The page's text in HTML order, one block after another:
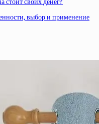
выбор и применение